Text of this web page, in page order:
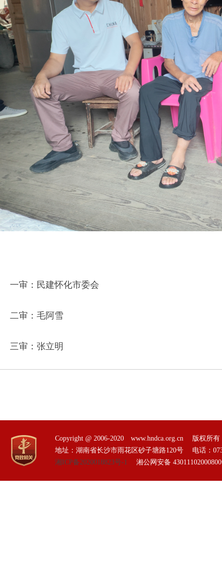
一审：民建怀化市委会
二审：毛阿雪
三审：张立明
Copyright @ 2006-2020 www.hndca.org.cn 版权所
地址：湖南省长沙市雨花区砂子塘路120号 电话：
湘ICP备2020018823号-1
湘公网安备